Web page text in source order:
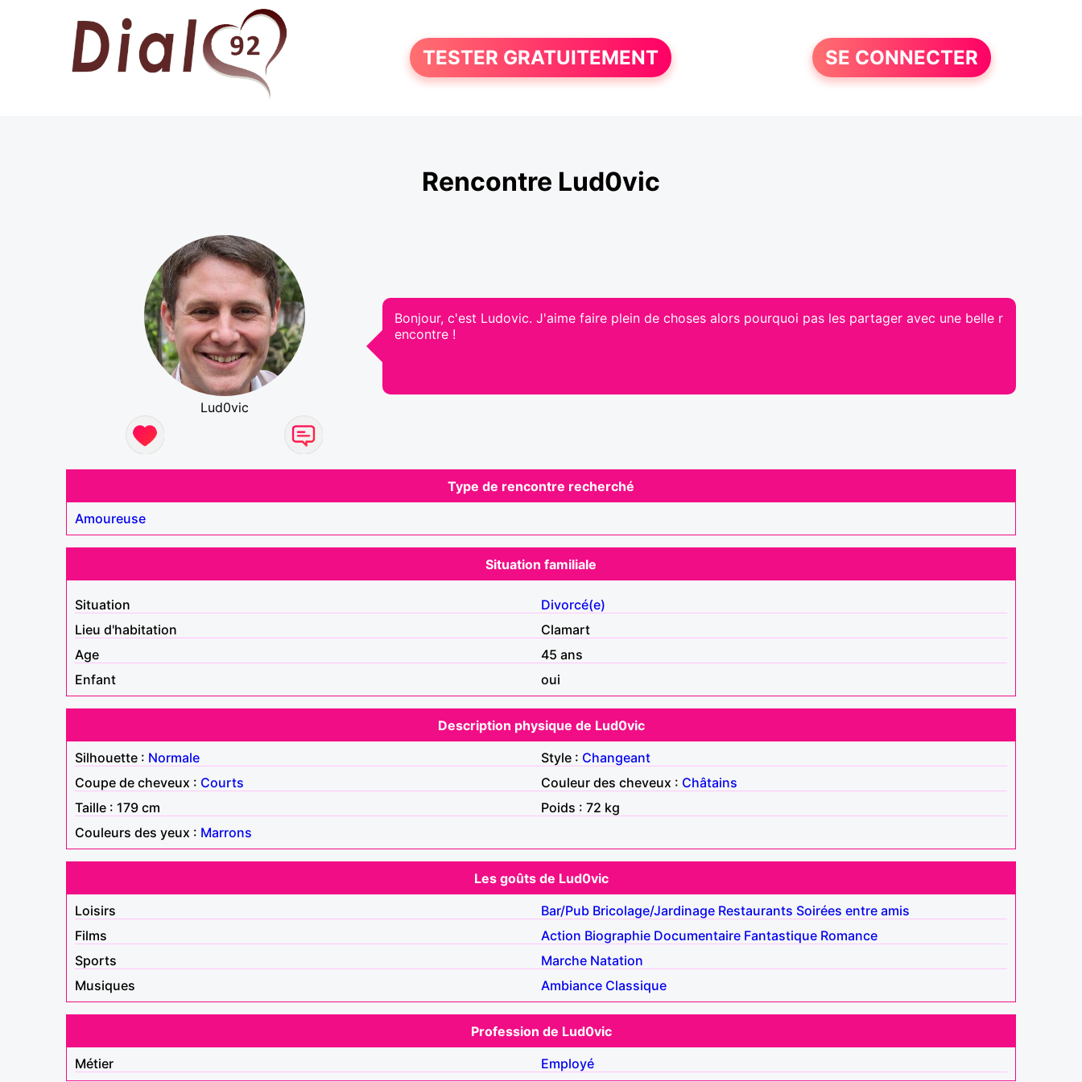
TESTER GRATUITEMENT SE CONNECTER
Rencontre Lud0vic
Lud0vic
Bonjour, c'est Ludovic. J'aime faire plein de choses alors pourquoi pas les partager avec une belle r
encontre !
Type de rencontre recherché
Amoureuse
Situation familiale
Situation
Divorcé(e)
Lieu d'habitation
Clamart
Age
45 ans
Enfant
oui
Description physique de Lud0vic
Silhouette : Normale Style : Changeant
Coupe de cheveux : Courts Couleur des cheveux : Châtains
Taille : 179 cm
Poids : 72 kg
Couleurs des yeux : Marrons
Les goûts de Lud0vic
Loisirs
Bar/Pub Bricolage/Jardinage Restaurants Soirées entre amis
Films
Action Biographie Documentaire Fantastique Romance
Sports
Marche Natation
Musiques
Ambiance Classique
Profession de Lud0vic
Métier
Employé